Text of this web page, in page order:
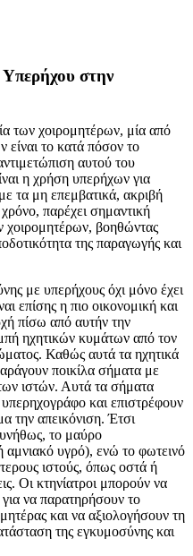
στην
των χοιρομητέρων, μία από
είναι το κατά πόσον το
αυτού του
η χρήση υπερήχων για
τα μη επεμβατικά, ακριβή
παρέχει σημαντική
χοιρομητέρων, βοηθώντας
της παραγωγής και
με υπερήχους όχι μόνο έχει
επίσης η πιο οικονομική και
πίσω από αυτήν την
ηχητικών κυμάτων από τον
Καθώς αυτά τα ηχητικά
ποικίλα σήματα με
ιστών. Αυτά τα σήματα
και επιστρέφουν
την απεικόνιση. Έτσι
το μαύρο
υγρό), ενώ το φωτεινό
ιστούς, όπως οστά ή
Οι κτηνίατροι μπορούν να
για να παρατηρήσουν το
και να αξιολογήσουν τη
της εγκυμοσύνης και